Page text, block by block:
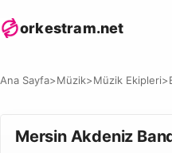
orkestram.net
Ana Sayfa>Müzik>Müzik Ekipleri>
Mersin Akdeniz